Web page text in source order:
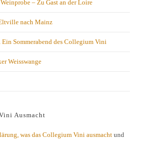
– Zu Gast an der Loire
nach Mainz
Sommerabend des Collegium Vini
Weisswange
Ausmacht
was das Collegium Vini ausmacht und